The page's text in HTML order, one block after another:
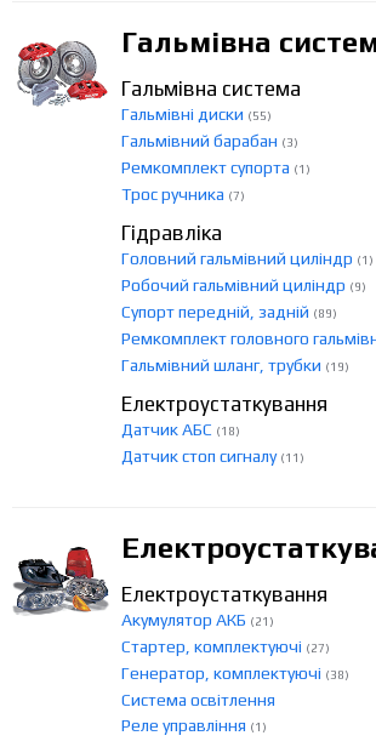
Гальмівна
Гальмівна система
Гальмівні диски (55)
Гальмівний барабан (3)
Ремкомплект супорта (1)
Трос ручника (7)
Гідравліка
Головний гальмівний циліндр (1)
Робочий гальмівний циліндр (9)
Супорт передній, задній (89)
Ремкомплект головного
Гальмівний шланг, трубки (19)
Електроустаткування
Датчик АБС (18)
Датчик стоп сигналу (11)
Електроустаткування
Акумулятор АКБ (21)
Стартер, комплектуючі (27)
Генератор, комплектуючі (38)
Система освітлення
Реле управління (1)